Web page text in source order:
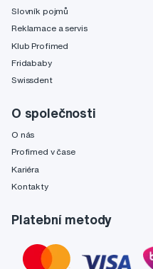
Slovník pojmů
Reklamace a servis
Klub Profimed
Fridababy
Swissdent
O společnosti
O nás
Profimed v čase
Kariéra
Kontakty
Platební metody